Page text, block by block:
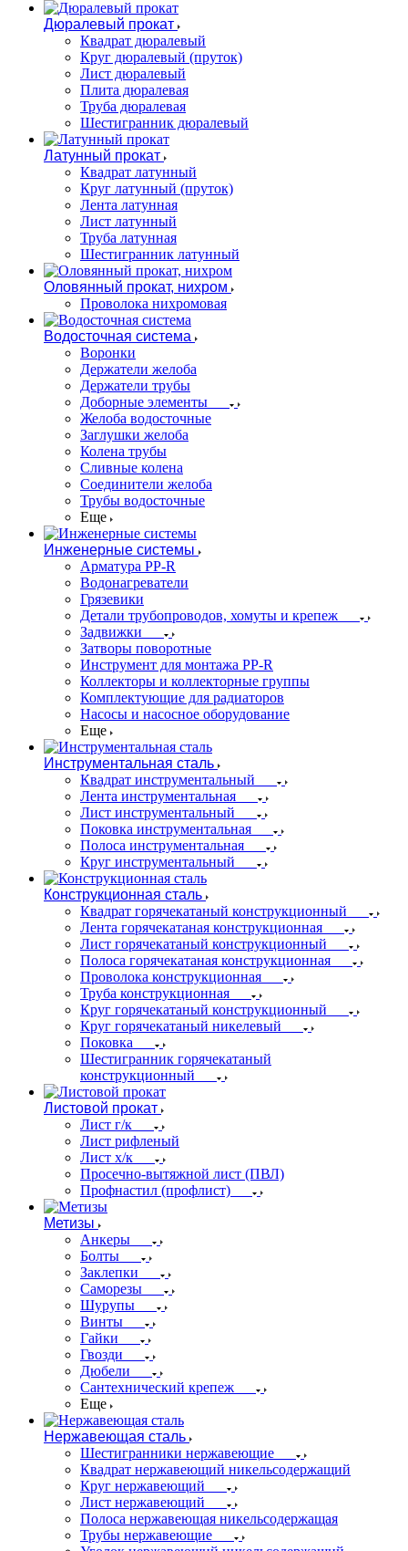
Дюралевый прокат
Квадрат дюралевый
Круг дюралевый (пруток)
Лист дюралевый
Плита дюралевая
Труба дюралевая
Шестигранник дюралевый
Латунный прокат
Квадрат латунный
Круг латунный (пруток)
Лента латунная
Лист латунный
Труба латунная
Шестигранник латунный
Оловянный прокат, нихром
Проволока нихромовая
Водосточная система
Воронки
Держатели желоба
Держатели трубы
Доборные элементы
Желоба водосточные
Заглушки желоба
Колена трубы
Сливные колена
Соединители желоба
Трубы водосточные
Еще
Инженерные системы
Арматура PP-R
Водонагреватели
Грязевики
Детали трубопроводов, хомуты и крепеж
Задвижки
Затворы поворотные
Инструмент для монтажа PP-R
Коллекторы и коллекторные группы
Комплектующие для радиаторов
Насосы и насосное оборудование
Еще
Инструментальная сталь
Квадрат инструментальный
Лента инструментальная
Лист инструментальный
Поковка инструментальная
Полоса инструментальная
Круг инструментальный
Конструкционная сталь
Квадрат горячекатаный конструкционный
Лента горячекатаная конструкционная
Лист горячекатаный конструкционный
Полоса горячекатаная конструкционная
Проволока конструкционная
Труба конструкционная
Круг горячекатаный конструкционный
Круг горячекатаный никелевый
Поковка
Шестигранник горячекатаный
конструкционный
Листовой прокат
Лист г/к
Лист рифленый
Лист х/к
Просечно-вытяжной лист (ПВЛ)
Профнастил (профлист)
Метизы
Анкеры
Болты
Заклепки
Саморезы
Шурупы
Винты
Гайки
Гвозди
Дюбели
Сантехнический крепеж
Еще
Нержавеющая сталь
Шестигранники нержавеющие
Квадрат нержавеющий никельсодержащий
Круг нержавеющий
Лист нержавеющий
Полоса нержавеющая никельсодержащая
Трубы нержавеющие